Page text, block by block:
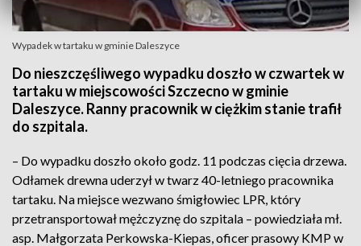
Wypadek w tartaku w gminie Daleszyce
Do nieszczęśliwego wypadku doszło w czwartek w
tartaku w miejscowości Szczecno w gminie
Daleszyce. Ranny pracownik w ciężkim stanie trafił
do szpitala.
– Do wypadku doszło około godz. 11 podczas cięcia drzewa.
Odłamek drewna uderzył w twarz 40-letniego pracownika
tartaku. Na miejsce wezwano śmigłowiec LPR, który
przetransportował mężczyznę do szpitala – powiedziała mł.
asp. Małgorzata Perkowska-Kiepas, oficer prasowy KMP w